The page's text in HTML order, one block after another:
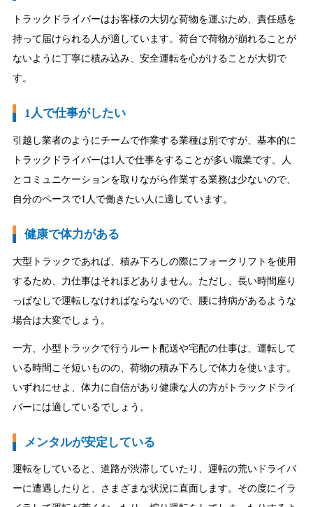
トラックドライバーはお客様の大切な荷物を運ぶため、責任感を
持って届けられる人が適しています。荷台で荷物が崩れることが
ないように丁寧に積み込み、安全運転を心がけることが大切で
す。
1人で仕事がしたい
引越し業者のようにチームで作業する業種は別ですが、基本的に
トラックドライバーは1人で仕事をすることが多い職業です。人
とコミュニケーションを取りながら作業する業務は少ないので、
自分のペースで1人で働きたい人に適しています。
健康で体力がある
大型トラックであれば、積み下ろしの際にフォークリフトを使用
するため、力仕事はそれほどありません。ただし、長い時間座り
っぱなしで運転しなければならないので、腰に持病があるような
場合は大変でしょう。
一方、小型トラックで行うルート配送や宅配の仕事は、運転して
いる時間こそ短いものの、荷物の積み下ろしで体力を使います。
いずれにせよ、体力に自信があり健康な人の方がトラックドライ
バーには適しているでしょう。
メンタルが安定している
運転をしていると、道路が渋滞していたり、運転の荒いドライバ
ーに遭遇したりと、さまざまな状況に直面します。その度にイラ